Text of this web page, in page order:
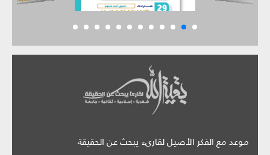
موعد مع الفكر الأصيل لقارىء يبحث عن الحقيقة